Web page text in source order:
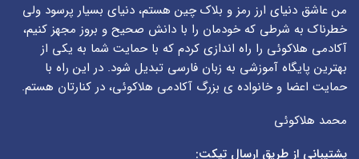
من عاشق دنیای ارز رمز و بلاک چین هستم، دنیای بسیار پرسود ولی
خطرناک به شرطی که خودمان را با دانش صحیح و بروز مجهز کنیم،
آکادمی هلاکوئی را راه اندازی کردم که با حمایت شما به یکی از
بهترین پایگاه آموزشی به زبان فارسی تبدیل شود. در این راه با
حمایت اعضا و خانواده ی بزرگ آکادمی هلاکوئی، در کنارتان هستم.
محمد هلاکوئی
پشتیبانی از طریق ارسال تیکت: